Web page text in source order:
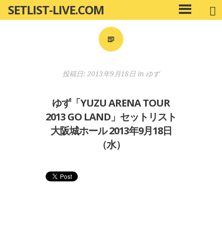
ン
SETLIST-LIVE.COM
メ
イ
投稿日: 2013年9月18日 in ゆず
ゆず「YUZU ARENA TOUR
2013 GO LAND」セットリスト
大阪城ホール 2013年9月18日
（水）